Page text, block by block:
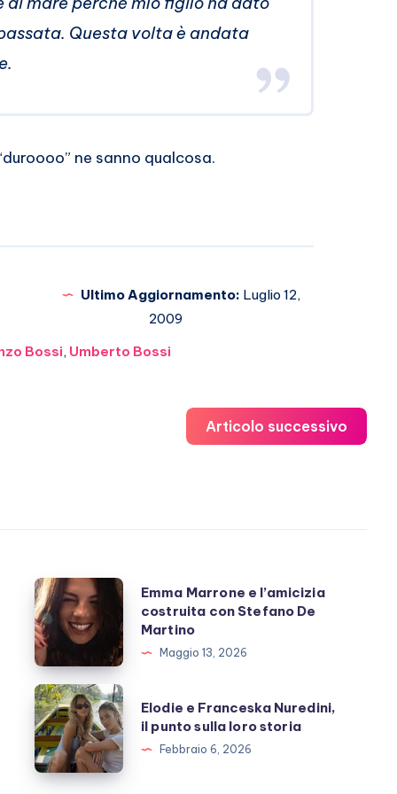
Questa volta è andata
ne sanno qualcosa.
Ultimo Aggiornamento: Luglio 12,
2009
Bossi, Umberto Bossi
Articolo successivo
Emma
Marrone
e
l’amicizia
costruita
con
Stefano
De
Emma Marrone e l’amicizia
costruita con Stefano De
Martino
Maggio 13, 2026
Elodie
e
Franceska
Nuredini,
Elodie e Franceska Nuredini,
il punto sulla loro storia
Febbraio 6, 2026